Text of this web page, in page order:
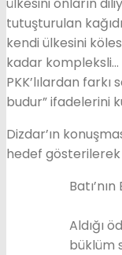
tutuşturulan
kendi ülkesini
kadar kompleksli…
PKK’lılardan
budur” ifadelerini
Dizdar’ın
hedef gösterilerek
Aldığı
büklüm